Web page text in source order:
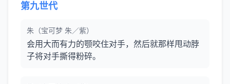
第九世代
朱（宝可梦 朱／紫）
会用大而有力的颚咬住对手，然后就那样甩动脖
子将对手撕得粉碎。